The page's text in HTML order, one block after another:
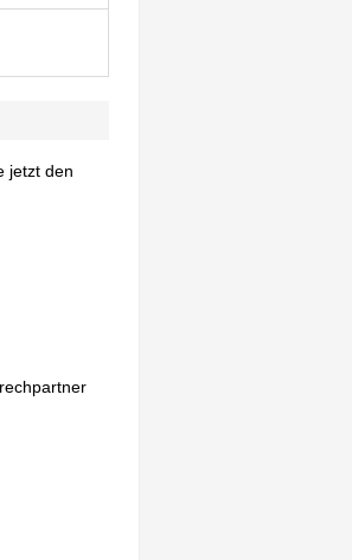
jetzt den